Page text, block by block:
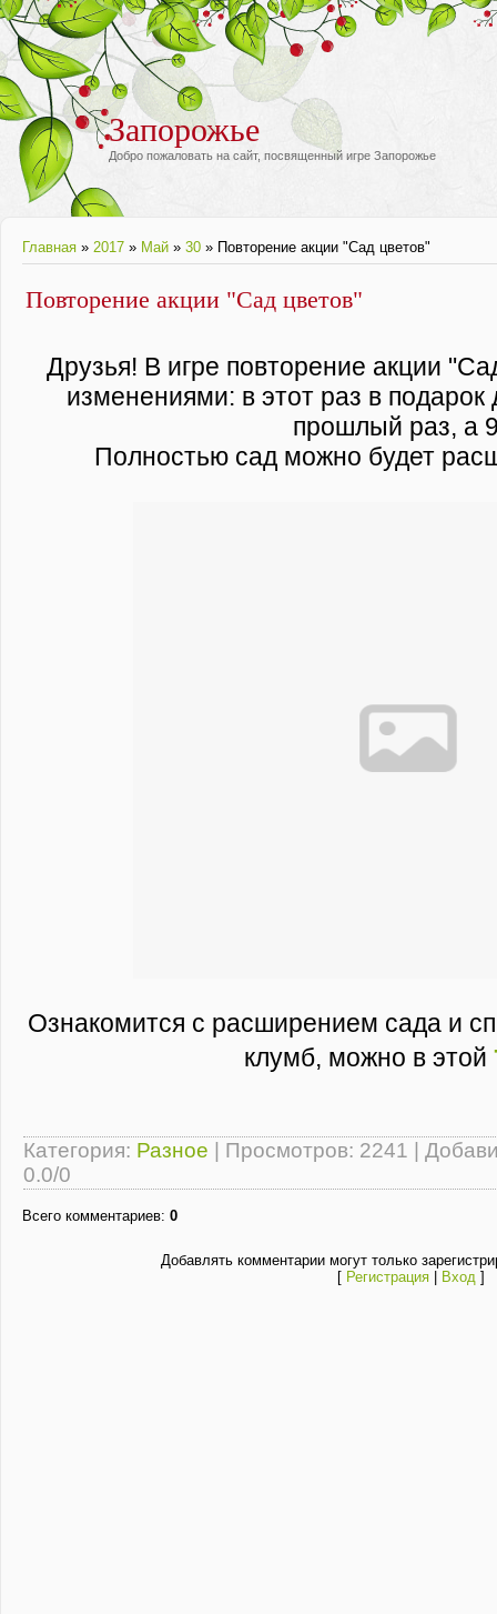
Запорожье
Добро пожаловать на сайт, посвященный игре Запорожье
Главная » 2017 » Май » 30 » Повторение акции "Сад цветов"
Повторение акции "Сад цветов"
Друзья! В игре повторение акции
изменениями: в этот раз в подарок
прошлый раз, а
Полностью сад можно будет
Ознакомится с расширением сада и
клумб, можно в этой
Категория: Разное Просмотров: 2241 |
0.0/0
Всего комментариев: 0
Добавлять комментарии могут только
[ Регистрация| Вход]